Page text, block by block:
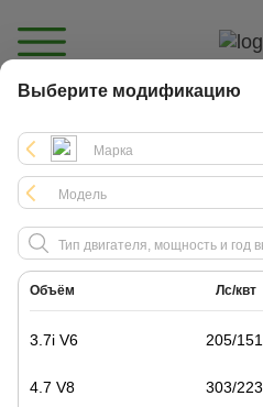
Выберите модификацию
Объём Лс/квт
3.7i V6 205/151
4.7 V8 303/223